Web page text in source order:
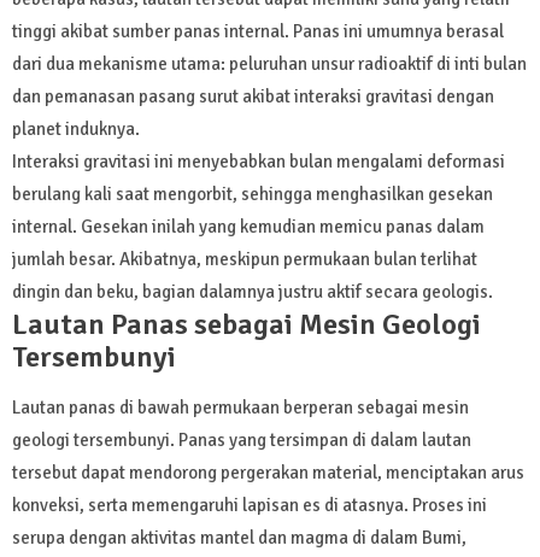
tinggi akibat sumber panas internal. Panas ini umumnya berasal
dari dua mekanisme utama: peluruhan unsur radioaktif di inti bulan
dan pemanasan pasang surut akibat interaksi gravitasi dengan
planet induknya.
Interaksi gravitasi ini menyebabkan bulan mengalami deformasi
berulang kali saat mengorbit, sehingga menghasilkan gesekan
internal. Gesekan inilah yang kemudian memicu panas dalam
jumlah besar. Akibatnya, meskipun permukaan bulan terlihat
dingin dan beku, bagian dalamnya justru aktif secara geologis.
Lautan Panas sebagai Mesin Geologi
Tersembunyi
Lautan panas di bawah permukaan berperan sebagai mesin
geologi tersembunyi. Panas yang tersimpan di dalam lautan
tersebut dapat mendorong pergerakan material, menciptakan arus
konveksi, serta memengaruhi lapisan es di atasnya. Proses ini
serupa dengan aktivitas mantel dan magma di dalam Bumi,